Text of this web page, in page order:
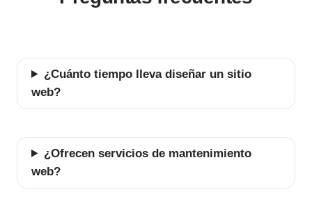
¿Cuánto tiempo lleva diseñar un sitio
web?
¿Ofrecen servicios de mantenimiento
web?